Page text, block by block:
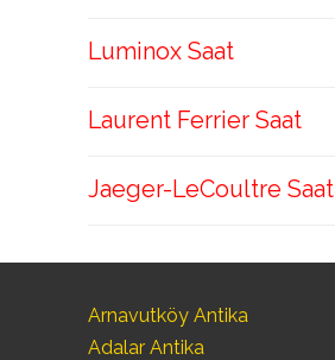
Luminox Saat
Laurent Ferrier Saat
Jaeger-LeCoultre Saat
Arnavutköy Antika
Adalar Antika